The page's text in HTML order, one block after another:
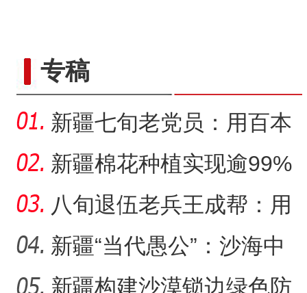
专稿
新疆七旬老党员：用百本
日记记录村子半个多世纪
变
新疆棉花种植实现逾99%
机械化播种
八旬退伍老兵王成帮：用
半生光阴为城市披绿装
新疆“当代愚公”：沙海中
41载“凿”34公里“绿色
新疆构建沙漠锁边绿色防